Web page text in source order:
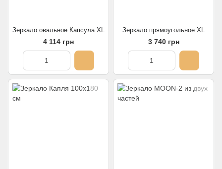
Зеркало овальное Капсула XL
4 114 грн
Зеркало прямоугольное XL
3 740 грн